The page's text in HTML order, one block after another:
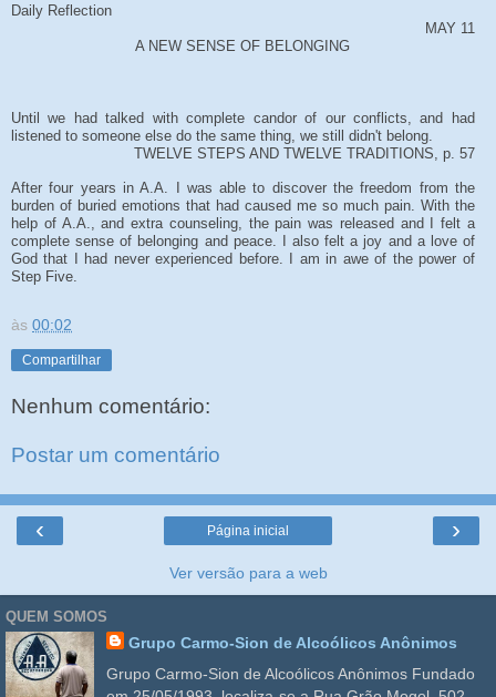
Daily Reflection
MAY 11
A NEW SENSE OF BELONGING
Until we had talked with complete candor of our conflicts, and had
listened to someone else do the same thing, we still didn't belong.
TWELVE STEPS AND TWELVE TRADITIONS, p. 57
After four years in A.A. I was able to discover the freedom from the
burden of buried emotions that had caused me so much pain. With the
help of A.A., and extra counseling, the pain was released and I felt a
complete sense of belonging and peace. I also felt a joy and a love of
God that I had never experienced before. I am in awe of the power of
Step Five.
às 00:02
Compartilhar
Nenhum comentário:
Postar um comentário
‹ ›
Página inicial
Ver versão para a web
QUEM SOMOS
Grupo Carmo-Sion de Alcoólicos Anônimos
Grupo Carmo-Sion de Alcoólicos Anônimos Fundado